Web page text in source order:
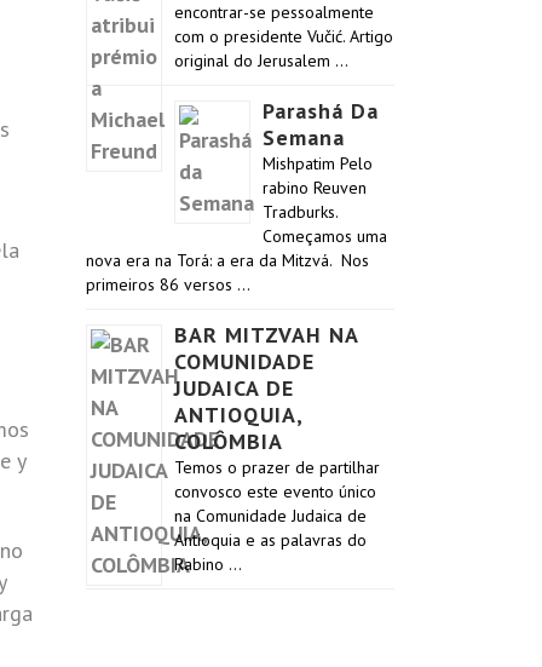
y
encontrar-se pessoalmente
com o presidente Vučić. Artigo
original do Jerusalem …
Parashá Da
Semana
Mishpatim Pelo
rabino Reuven
Tradburks.
Começamos uma
nova era na Torá: a era da Mitzvá. Nos
primeiros 86 versos …
BAR MITZVAH NA
COMUNIDADE
JUDAICA DE
ANTIOQUIA,
COLÔMBIA
Temos o prazer de partilhar
convosco este evento único
na Comunidade Judaica de
Antioquia e as palavras do
Rabino …